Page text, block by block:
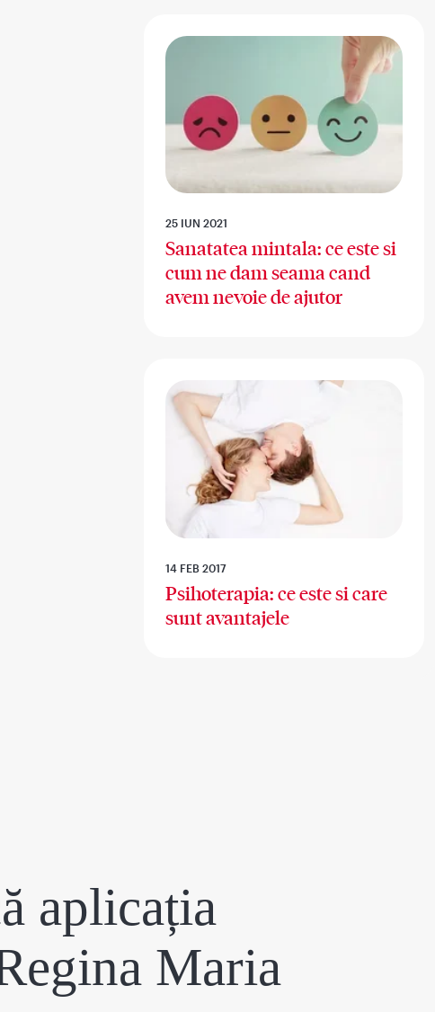
25 IUN 2021
Sanatatea mintala: ce este si
cum ne dam seama cand
avem nevoie de ajutor
14 FEB 2017
Psihoterapia: ce este si care
sunt avantajele
aplicația
Maria